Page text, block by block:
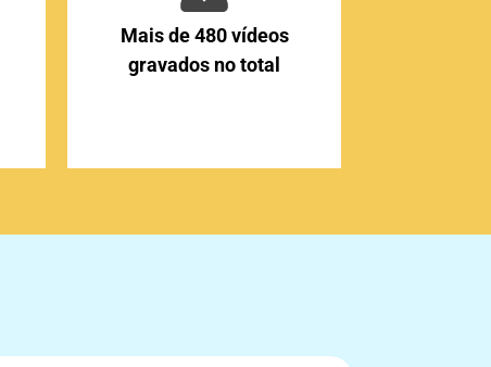
Mais de 480 vídeos
gravados no total